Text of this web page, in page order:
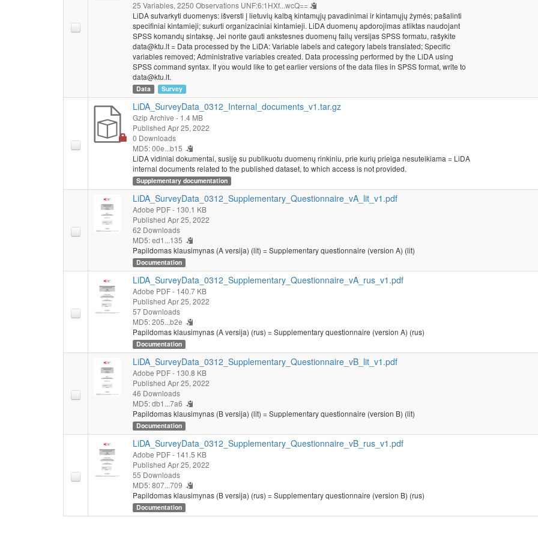
25 Variables, 2250 Observations UNF:6:1HXf...wcQ==
LiDA sutvarkyti duomenys: išversti į lietuvių kalbą kintamųjų pavadinimai ir kintamųjų žymės; pašalinti
specifiniai kintamieji; sukurti organizaciniai kintamieji. LiDA duomenų apdorojimas atliktas naudojant
SPSS komandų sintaksę. Jei norite gauti ankstesnes duomenų failų versijas SPSS formatu, rašykite
data@ktu.lt = Data processed by the LiDA: Variable labels and category labels translated; Specific
variables removed; Administrative variables created. Data processing performed by the LiDA using
SPSS command syntax. If you would like to get earlier versions of the data files in SPSS format, write to
data@ktu.lt.
Data Survey
LiDA_SurveyData_0312_Internal_documents_v1.tar.gz
Gzip Archive - 1.4 MB
Published Apr 25, 2022
0 Downloads
MD5: 00e...b15
LiDA vidiniai dokumentai, susiję su publikuotu duomenų rinkiniu, prie kurių prieiga nesuteikiama = LiDA
internal documents related to the published dataset, to which access is not provided.
Supplementary documentation
LiDA_SurveyData_0312_Supplementary_Questionnaire_vA_lit_v1.pdf
Adobe PDF- 130.1 KB
Published Apr 25, 2022
62 Downloads
MD5: ed1...135
Papildomas klausimynas (A versija) (lit) = Supplementary questionnaire (version A) (lit)
Documentation
LiDA_SurveyData_0312_Supplementary_Questionnaire_vA_rus_v1.pdf
Adobe PDF- 140.7 KB
Published Apr 25, 2022
57 Downloads
MD5: 205...b2e
Papildomas klausimynas (A versija) (rus) = Supplementary questionnaire (version A) (rus)
Documentation
LiDA_SurveyData_0312_Supplementary_Questionnaire_vB_lit_v1.pdf
Adobe PDF- 130.8 KB
Published Apr 25, 2022
46 Downloads
MD5: db1...7a6
Papildomas klausimynas (B versija) (lit) = Supplementary questionnaire (version B) (lit)
Documentation
LiDA_SurveyData_0312_Supplementary_Questionnaire_vB_rus_v1.pdf
Adobe PDF- 141.5 KB
Published Apr 25, 2022
55 Downloads
MD5: 807...709
Papildomas klausimynas (B versija) (rus) = Supplementary questionnaire (version B) (rus)
Documentation